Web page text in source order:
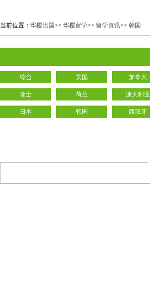
当前位置： 华樱出国>> 华樱留学>> 留学资讯>> 韩国
综合 美国 加拿大
瑞士 荷兰 澳大利亚
日本 韩国 西班牙